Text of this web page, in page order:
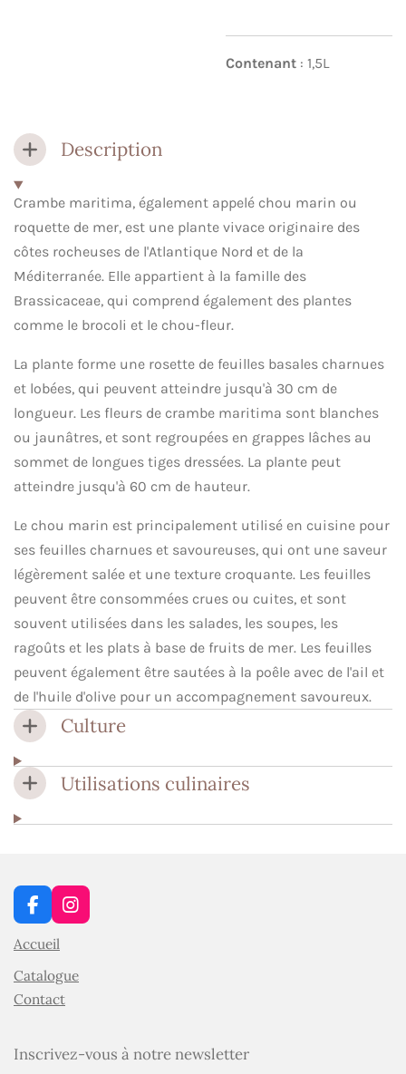
Contenant : 1,5L
Description
Crambe maritima, également appelé chou marin ou
roquette de mer, est une plante vivace originaire des
côtes rocheuses de l'Atlantique Nord et de la
Méditerranée. Elle appartient à la famille des
Brassicaceae, qui comprend également des plantes
comme le brocoli et le chou-fleur.
La plante forme une rosette de feuilles basales charnues
et lobées, qui peuvent atteindre jusqu'à 30 cm de
longueur. Les fleurs de crambe maritima sont blanches
ou jaunâtres, et sont regroupées en grappes lâches au
sommet de longues tiges dressées. La plante peut
atteindre jusqu'à 60 cm de hauteur.
Le chou marin est principalement utilisé en cuisine pour
ses feuilles charnues et savoureuses, qui ont une saveur
légèrement salée et une texture croquante. Les feuilles
peuvent être consommées crues ou cuites, et sont
souvent utilisées dans les salades, les soupes, les
ragoûts et les plats à base de fruits de mer. Les feuilles
peuvent également être sautées à la poêle avec de l'ail et
de l'huile d'olive pour un accompagnement savoureux.
Culture
Utilisations culinaires
F
a
c
b
o
I
n
a
m
Accueil
Catalogue
Contact
Inscrivez-vous à notre newsletter